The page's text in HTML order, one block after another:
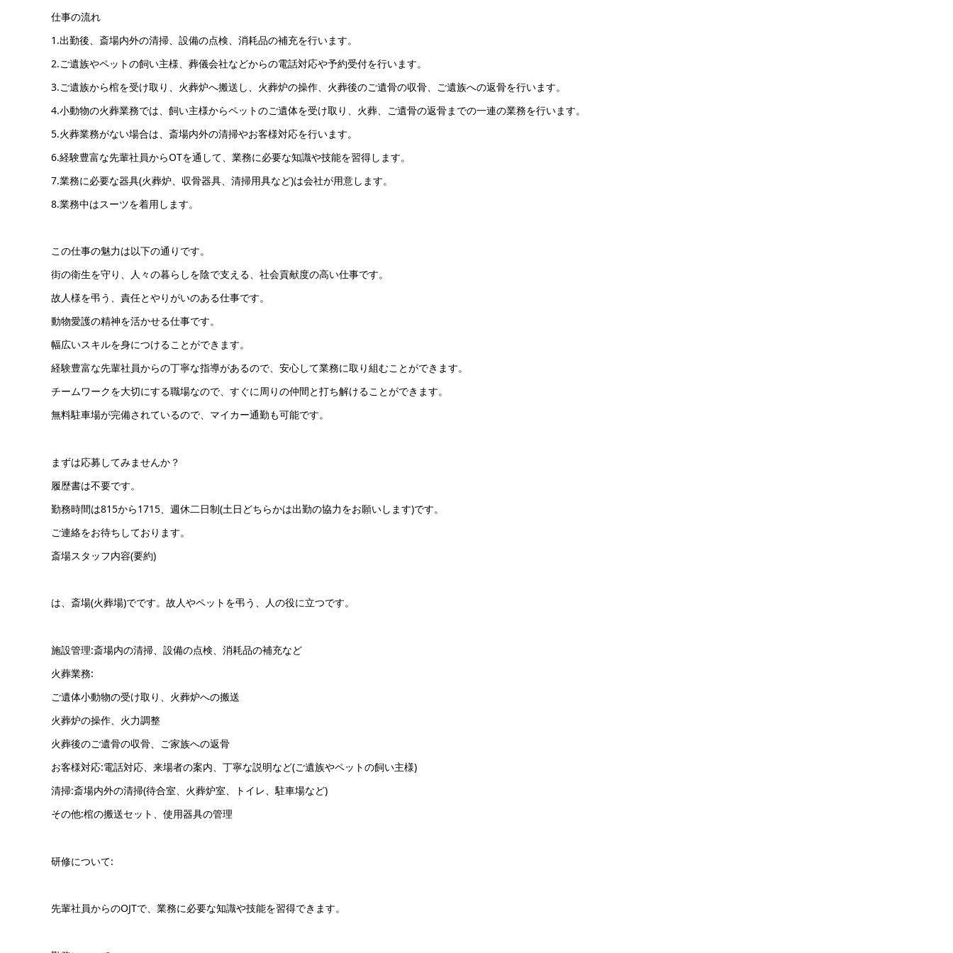
仕事の流れ
1.出勤後、斎場内外の清掃、設備の点検、消耗品の補充を行います。
2.ご遺族やペットの飼い主様、葬儀会社などからの電話対応や予約受付を行います。
3.ご遺族から棺を受け取り、火葬炉へ搬送し、火葬炉の操作、火葬後のご遺骨の収骨、ご遺族への返骨を行います。
4.小動物の火葬業務では、飼い主様からペットのご遺体を受け取り、火葬、ご遺骨の返骨までの一連の業務を行います。
5.火葬業務がない場合は、斎場内外の清掃やお客様対応を行います。
6.経験豊富な先輩社員からOTを通して、業務に必要な知識や技能を習得します。
7.業務に必要な器具(火葬炉、収骨器具、清掃用具など)は会社が用意します。
8.業務中はスーツを着用します。
この仕事の魅力は以下の通りです。
街の衛生を守り、人々の暮らしを陰で支える、社会貢献度の高い仕事です。
故人様を弔う、責任とやりがいのある仕事です。
動物愛護の精神を活かせる仕事です。
幅広いスキルを身につけることができます。
経験豊富な先輩社員からの丁寧な指導があるので、安心して業務に取り組むことができます。
チームワークを大切にする職場なので、すぐに周りの仲間と打ち解けることができます。
無料駐車場が完備されているので、マイカー通勤も可能です。
まずは応募してみませんか？
履歴書は不要です。
勤務時間は815から1715、週休二日制(土日どちらかは出勤の協力をお願いします)です。
ご連絡をお待ちしております。
斎場スタッフ内容(要約)
は、斎場(火葬場)でです。故人やペットを弔う、人の役に立つです。
施設管理:斎場内の清掃、設備の点検、消耗品の補充など
火葬業務:
ご遺体小動物の受け取り、火葬炉への搬送
火葬炉の操作、火力調整
火葬後のご遺骨の収骨、ご家族への返骨
お客様対応:電話対応、来場者の案内、丁寧な説明など(ご遺族やペットの飼い主様)
清掃:斎場内外の清掃(待合室、火葬炉室、トイレ、駐車場など)
その他:棺の搬送セット、使用器具の管理
研修について:
先輩社員からのOJTで、業務に必要な知識や技能を習得できます。